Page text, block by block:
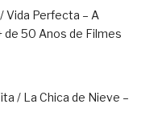
Vida Perfecta – A
de 50 Anos de Filmes
/ La Chica de Nieve –